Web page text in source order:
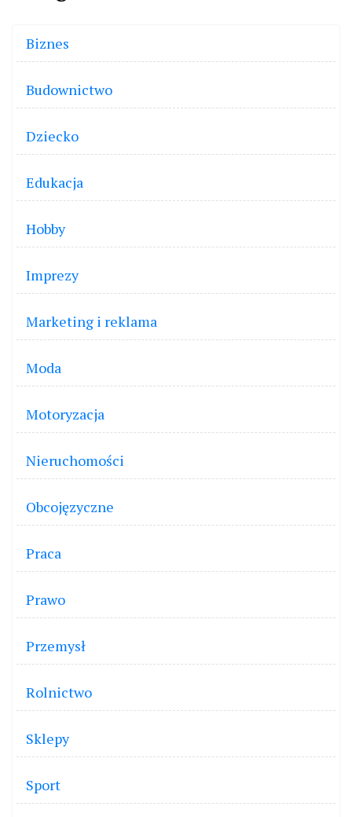
Biznes
Budownictwo
Dziecko
Edukacja
Hobby
Imprezy
Marketing i reklama
Moda
Motoryzacja
Nieruchomości
Obcojęzyczne
Praca
Prawo
Przemysł
Rolnictwo
Sklepy
Sport